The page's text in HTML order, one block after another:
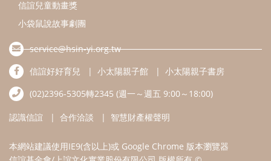
信誼兒童動畫獎
小袋鼠說故事劇團
service@hsin-yi.org.tw
信誼好好育兒
小太陽親子館
小太陽親子書房
(02)2396-5305轉2345 (週一～週五 9:00～18:00)
認識信誼 合作洽談 智慧財產權聲明
本網站建議使用IE9(含以上)或 Google Chrome 版本瀏覽器